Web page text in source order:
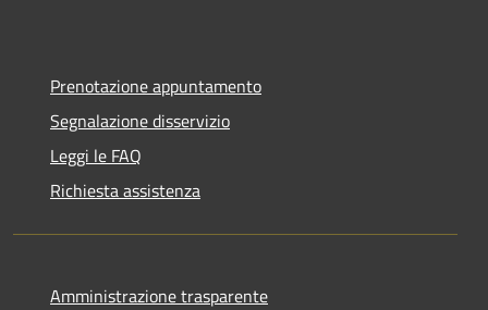
Prenotazione appuntamento
Segnalazione disservizio
Leggi le FAQ
Richiesta assistenza
Amministrazione trasparente